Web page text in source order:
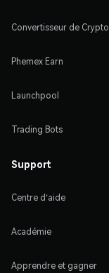
Convertisseur de Crypto
Phemex Earn
Launchpool
Trading Bots
Support
Centre d'aide
Académie
Apprendre et gagner